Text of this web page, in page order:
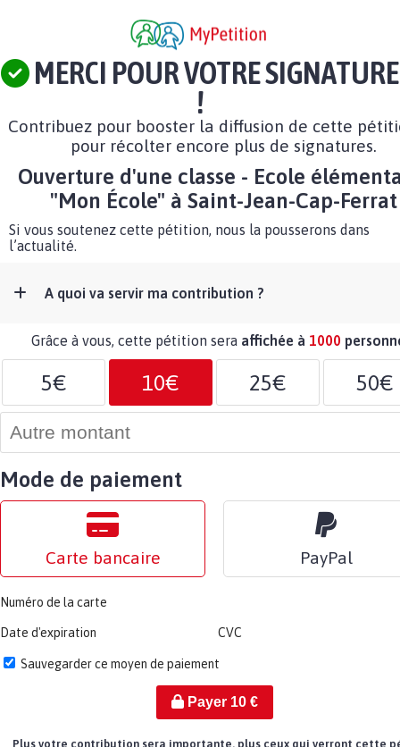
MERCI POUR VOTRE SIGNATURE
!
Contribuez pour booster la diffusion de cette
pour récolter encore plus de signatures.
Ouverture d'une classe - Ecole
"Mon École" à Saint-Jean-Cap-Ferrat
Si vous soutenez cette pétition, nous la pousserons dans
l’actualité.
A quoi va servir ma contribution ?
Grâce à vous, cette pétition sera affichée à 1000
5€ 10€ 25€ 50€
Mode de paiement
Carte bancaire PayPal
Numéro de la carte
Date d'expiration CVC
Sauvegarder ce moyen de paiement
Payer 10€
Plus votre contribution sera importante, plus ceux qui verront cette